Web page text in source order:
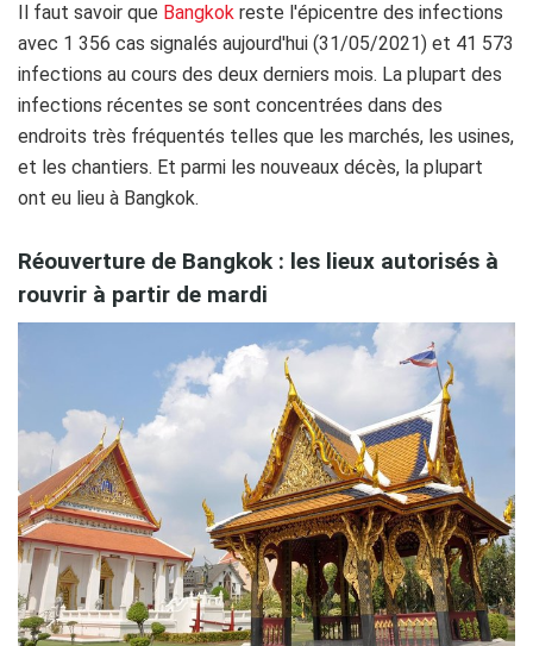
Il faut savoir que Bangkok reste l'épicentre des infections
avec 1 356 cas signalés aujourd'hui (31/05/2021) et 41 573
infections au cours des deux derniers mois. La plupart des
infections récentes se sont concentrées dans des
endroits très fréquentés telles que les marchés, les usines,
et les chantiers. Et parmi les nouveaux décès, la plupart
ont eu lieu à Bangkok.
Réouverture de Bangkok : les lieux autorisés à
rouvrir à partir de mardi